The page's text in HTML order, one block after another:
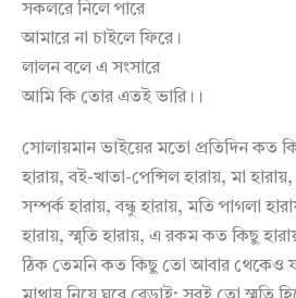
সকলরে নিলে পারে
আমারে না চাইলে ফিরে।
লালন বলে এ সংসারে
আমি কি তোর এতই ভারি।।
সোলায়মান ভাইয়ের মতো প্রতিদিন কত
হারায়, বই-খাতা-পেন্সিল হারায়, মা হারায়,
সম্পর্ক হারায়, বন্ধু হারায়, মতি পাগলা
হারায়, স্মৃতি হারায়, এ রকম কত কিছু
ঠিক তেমনি কত কিছু তো আবার থেকেও